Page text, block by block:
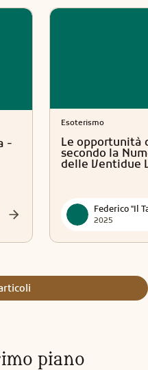
-
Esoterismo
Le opportunità
secondo la
delle Ventidue
2025
piano